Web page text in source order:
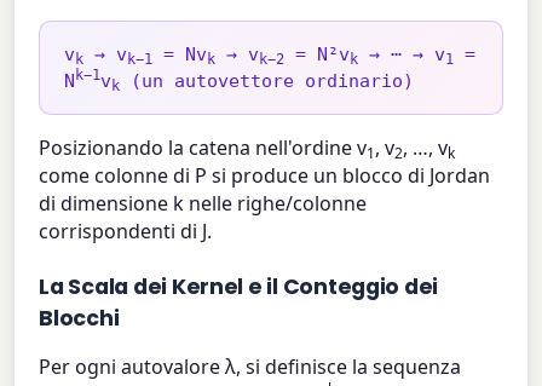
vk → vk−1 = Nvk → vk−2 = N²vk → ⋯ → v1
=
N k−1 vk (un autovettore ordinario)
Posizionando la catena nell'ordine v1, v2, …, vk
come colonne di P si produce un blocco di Jordan
di dimensione k nelle righe/colonne
corrispondenti di J.
La Scala dei Kernel e il Conteggio dei
Blocchi
Per ogni autovalore λ, si definisce la sequenza